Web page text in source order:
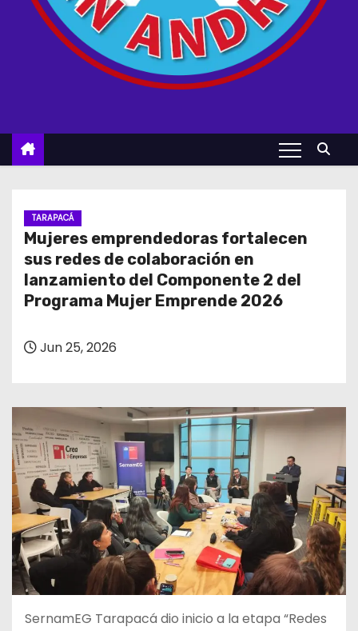
TARAPACÁ
Mujeres emprendedoras fortalecen
sus redes de colaboración en
lanzamiento del Componente 2 del
Programa Mujer Emprende 2026
Jun 25, 2026
SernamEG Tarapacá dio inicio a la etapa “Redes